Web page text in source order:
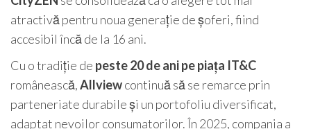
atractivă pentru noua generație de șoferi, fiind
accesibil încă de la 16 ani.
Cu o tradiție de peste 20 de ani pe piața IT&C
românească,Allviewcontinuă să se remarce prin
parteneriate durabile și un portofoliu diversificat,
adaptat nevoilor consumatorilor. În 2025, compania a